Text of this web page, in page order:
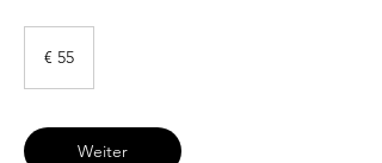
€ 55
Weiter